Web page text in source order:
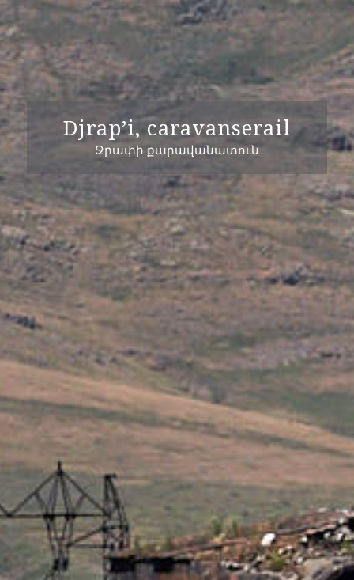
Djrap’i, caravanserail
Ջրափի քարավանատուն